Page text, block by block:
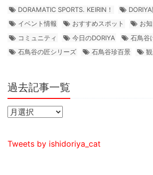
DORAMATIC SPORTS. KEIRIN！
イベント情報
おすすめスポット
お
コミュニティ
今日のDORIYA
石鳥谷
石鳥谷の匠シリーズ
石鳥谷珍百景
過去記事一覧
Tweets by ishidoriya_cat